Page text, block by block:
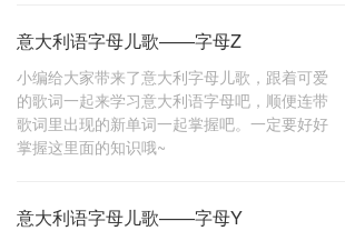
意大利语字母儿歌——字母Z
小编给大家带来了意大利字母儿歌，跟着可爱
的歌词一起来学习意大利语字母吧，顺便连带
歌词里出现的新单词一起掌握吧。一定要好好
掌握这里面的知识哦~
意大利语字母儿歌——字母Y